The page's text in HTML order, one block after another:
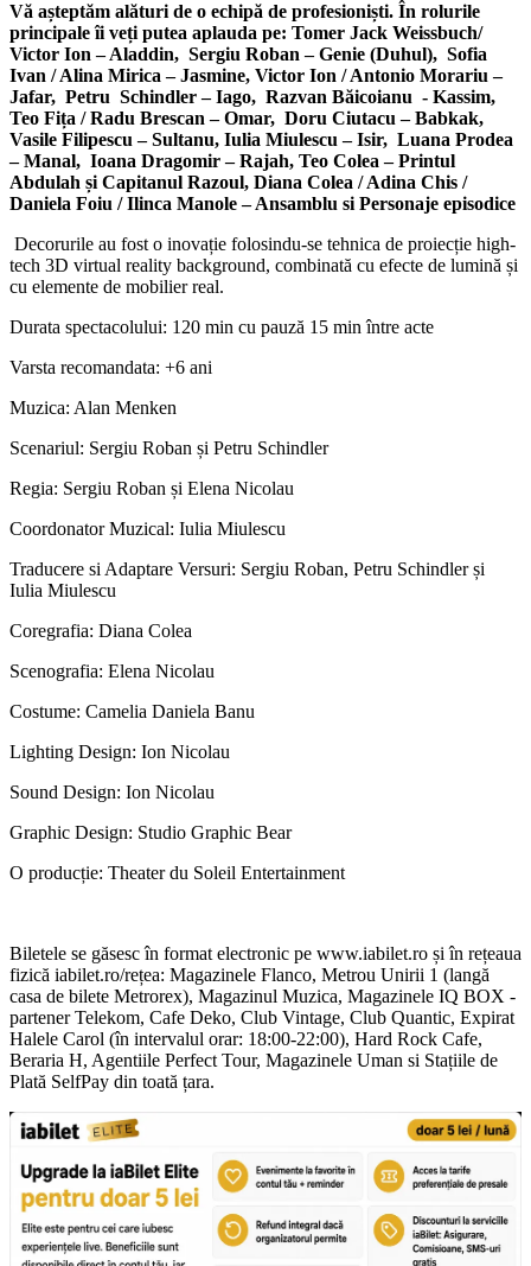
Vă așteptăm alături de o echipă de profesioniști. În rolurile
principale îi veți putea aplauda pe: Tomer Jack Weissbuch/
Victor Ion – Aladdin, Sergiu Roban – Genie (Duhul), Sofia
Ivan / Alina Mirica – Jasmine, Victor Ion / Antonio Morariu –
Jafar, Petru Schindler – Iago, Razvan Băicoianu - Kassim,
Teo Fița / Radu Brescan – Omar, Doru Ciutacu – Babkak,
Vasile Filipescu – Sultanu, Iulia Miulescu – Isir, Luana Prodea
– Manal, Ioana Dragomir – Rajah, Teo Colea – Printul
Abdulah și Capitanul Razoul, Diana Colea / Adina Chis /
Daniela Foiu / Ilinca Manole – Ansamblu si Personaje episodice
Decorurile au fost o inovație folosindu-se tehnica de proiecție high-
tech 3D virtual reality background, combinată cu efecte de lumină și
cu elemente de mobilier real.
Durata spectacolului: 120 min cu pauză 15 min între acte
Varsta recomandata: +6 ani
Muzica: Alan Menken
Scenariul: Sergiu Roban și Petru Schindler
Regia: Sergiu Roban și Elena Nicolau
Coordonator Muzical: Iulia Miulescu
Traducere si Adaptare Versuri: Sergiu Roban, Petru Schindler și
Iulia Miulescu
Coregrafia: Diana Colea
Scenografia: Elena Nicolau
Costume: Camelia Daniela Banu
Lighting Design: Ion Nicolau
Sound Design: Ion Nicolau
Graphic Design: Studio Graphic Bear
O producție: Theater du Soleil Entertainment
Biletele se găsesc în format electronic pe www.iabilet.ro și în rețeaua
fizică iabilet.ro/rețea: Magazinele Flanco, Metrou Unirii 1 (langă
casa de bilete Metrorex), Magazinul Muzica, Magazinele IQ BOX -
partener Telekom, Cafe Deko, Club Vintage, Club Quantic, Expirat
Halele Carol (în intervalul orar: 18:00-22:00), Hard Rock Cafe,
Beraria H, Agentiile Perfect Tour, Magazinele Uman si Stațiile de
Plată SelfPay din toată țara.